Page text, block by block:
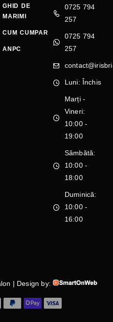
GHID DE
MARIMI
CUM CUMPAR
ANPC
0725 794
257
0725 794
257
Luni: Închis
Marți -
Vineri:
10:00 -
19:00
Sâmbătă:
10:00 -
18:00
Duminică:
10:00 -
16:00
| Design by: